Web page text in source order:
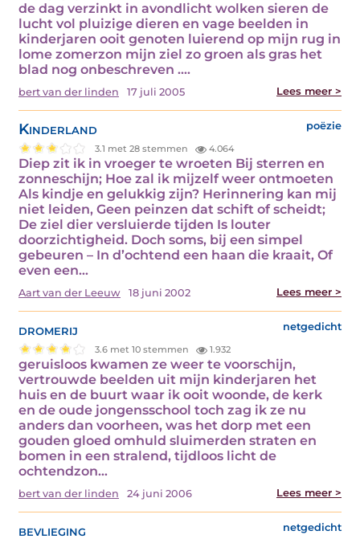
de dag verzinkt in avondlicht wolken sieren de
lucht vol pluizige dieren en vage beelden in
kinderjaren ooit genoten luierend op mijn rug in
lome zomerzon mijn ziel zo groen als gras het
blad nog onbeschreven .…
bert van der linden 17 juli 2005 Lees meer >
Kinderland poëzie
3.1 met 28 stemmen 4.064
Diep zit ik in vroeger te wroeten Bij sterren en
zonneschijn; Hoe zal ik mijzelf weer ontmoeten
Als kindje en gelukkig zijn? Herinnering kan mij
niet leiden, Geen peinzen dat schift of scheidt;
De ziel dier versluierde tijden Is louter
doorzichtigheid. Doch soms, bij een simpel
gebeuren – In d’ochtend een haan die kraait, Of
even een…
Aart van der Leeuw 18 juni 2002 Lees meer >
dromerij netgedicht
3.6 met 10 stemmen 1.932
geruisloos kwamen ze weer te voorschijn,
vertrouwde beelden uit mijn kinderjaren het
huis en de buurt waar ik ooit woonde, de kerk
en de oude jongensschool toch zag ik ze nu
anders dan voorheen, was het dorp met een
gouden gloed omhuld sluimerden straten en
bomen in een stralend, tijdloos licht de
ochtendzon…
bert van der linden 24 juni 2006 Lees meer >
bevlieging netgedicht